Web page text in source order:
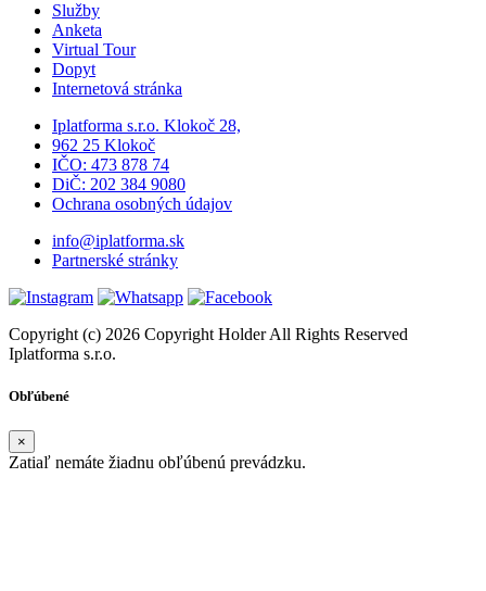
Služby
Anketa
Virtual Tour
Dopyt
Internetová stránka
Iplatforma s.r.o. Klokoč 28,
962 25 Klokoč
IČO: 473 878 74
DiČ: 202 384 9080
Ochrana osobných údajov
info@iplatforma.sk
Partnerské stránky
Copyright (c) 2026 Copyright Holder All Rights Reserved
Iplatforma s.r.o.
Obľúbené
×
Zatiaľ nemáte žiadnu obľúbenú prevádzku.